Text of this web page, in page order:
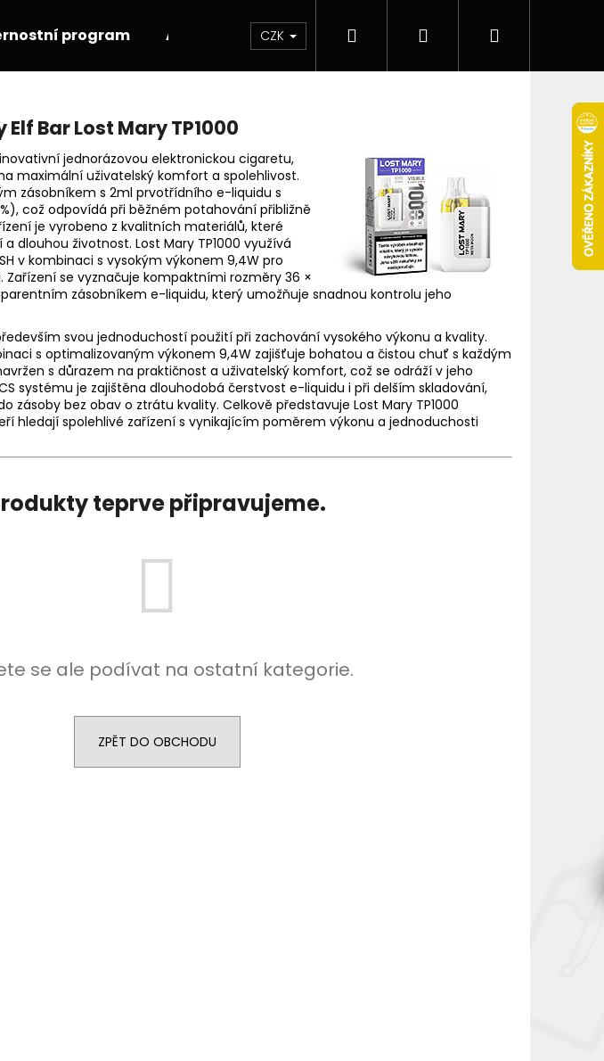
program Akce & novinky Elektronické cigarety
CZK Přihlášení
Bar Lost Mary TP1000
jednorázovou elektronickou cigaretu,
maximální uživatelský komfort a spolehlivost.
zásobníkem s 2ml prvotřídního e-liquidu s
což odpovídá při běžném potahování přibližně
je vyrobeno z kvalitních materiálů, které
dlouhou životnost. Lost Mary TP1000 využívá
v kombinaci s vysokým výkonem 9,4W pro
se vyznačuje kompaktními rozměry 36 ×
zásobníkem e-liquidu, který umožňuje snadnou kontrolu jeho
svou jednoduchostí použití při zachování vysokého výkonu a kvality.
s optimalizovaným výkonem 9,4W zajišťuje bohatou a čistou chuť s každým
s důrazem na praktičnost a uživatelský komfort, což se odráží v jeho
systému je zajištěna dlouhodobá čerstvost e-liquidu i při delším skladování,
zásoby bez obav o ztrátu kvality. Celkově představuje Lost Mary TP1000
hledají spolehlivé zařízení s vynikajícím poměrem výkonu a jednoduchosti
teprve připravujeme.
se ale podívat na ostatní kategorie.
ZPĚT DO OBCHODU
HLEDAT
Následující
BÁZE FIFTY BOOSTER IMPERIA 5X10ML
20MG
Původně:649 Kč